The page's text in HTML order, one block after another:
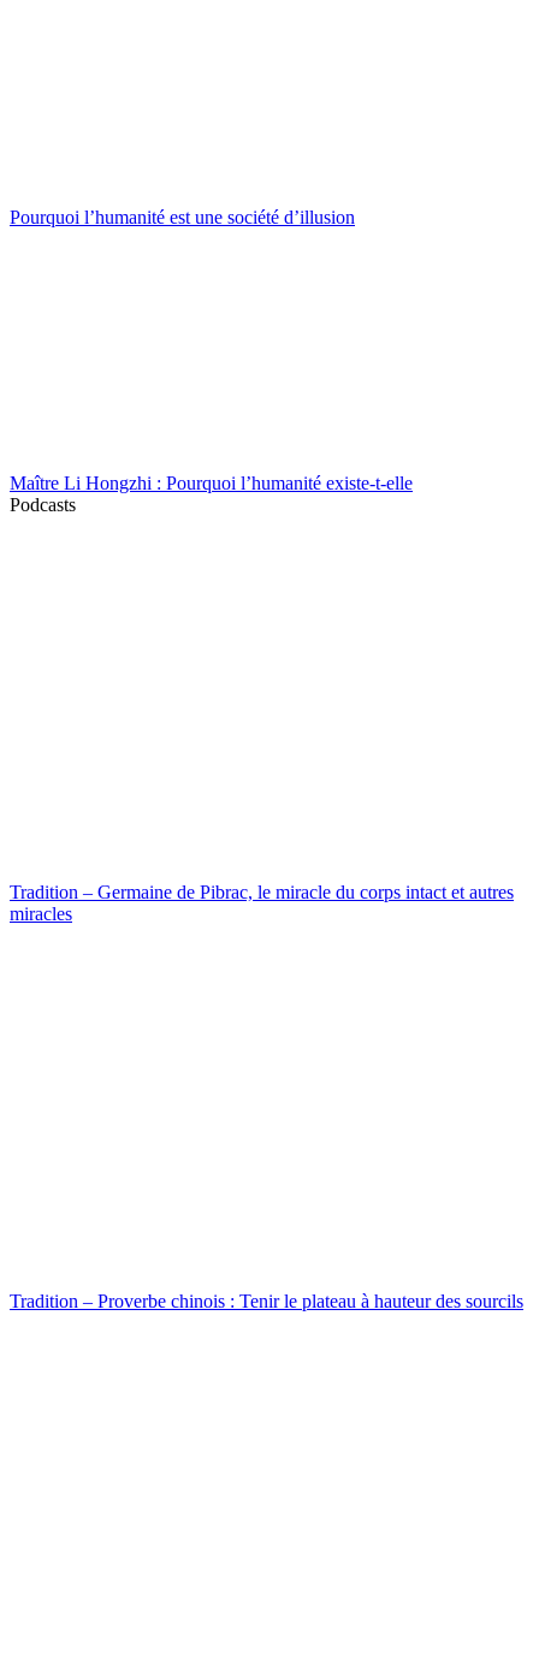
Pourquoi l’humanité est une société d’illusion
Maître Li Hongzhi : Pourquoi l’humanité existe-t-elle
Podcasts
Tradition – Germaine de Pibrac, le miracle du corps intact et autres
miracles
Tradition – Proverbe chinois : Tenir le plateau à hauteur des sourcils